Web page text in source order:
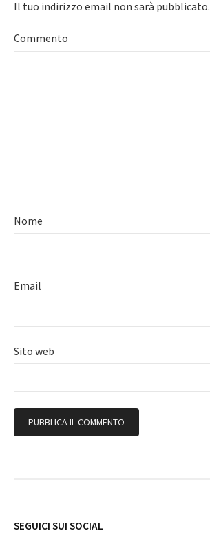
Il tuo indirizzo email non sarà pubblicato.
Commento
Nome
Email
Sito web
SEGUICI SUI SOCIAL